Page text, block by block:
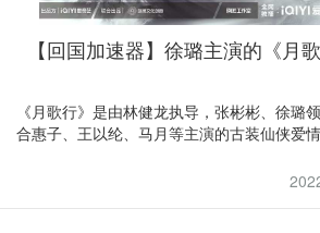
《月歌行》是由林健龙执导，张彬彬、徐璐
合惠子、王以纶、马月等主演的古装仙侠爱情